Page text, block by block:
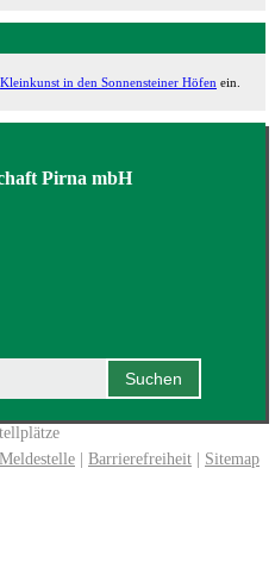
Kleinkunst in den Sonnensteiner Höfen ein.
Pirna mbH
Meldestelle | Barrierefreiheit | Sitemap